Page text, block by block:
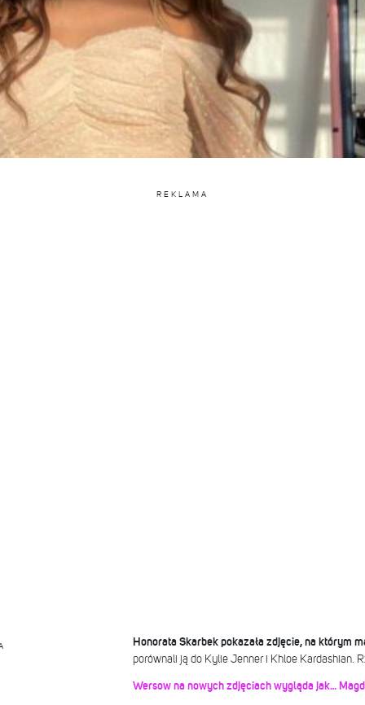
REKLAMA
Honorata Skarbek pokazała zdjęcie, na którym
porównali ją do Kylie Jenner i Khloe Kardashian.
Wersow na nowych zdjęciach wygląda jak…